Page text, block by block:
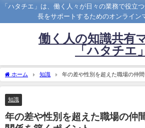
「ハタチエ」は、働く人々が日々の業務で役立
長をサポートするためのオンライン
働く人の知識共有
「ハタチエ」
ホーム 知識
年の差や性別を超えた職場の仲
イント
知識
年の差や性別を超えた職場の仲